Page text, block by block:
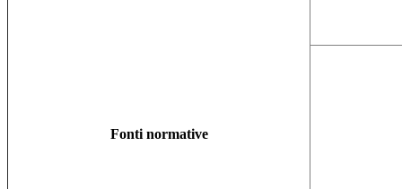
Fonti normative